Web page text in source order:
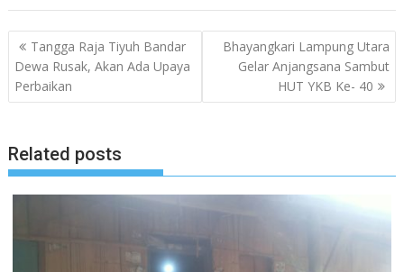
Navigasi
pos
Tangga Raja Tiyuh Bandar
Dewa Rusak, Akan Ada Upaya
Perbaikan
Bhayangkari Lampung Utara
Gelar Anjangsana Sambut
HUT YKB Ke- 40
Related posts